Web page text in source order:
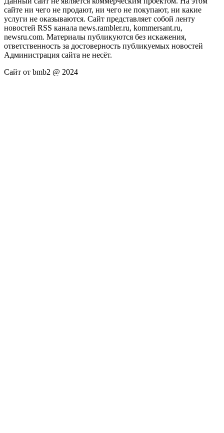
сайте ни чего не продают, ни чего не покупают, ни какие
услуги не оказываются. Сайт представляет собой ленту
новостей RSS канала news.rambler.ru, kommersant.ru,
newsru.com. Материалы публикуются без искажения,
ответственность за достоверность публикуемых новостей
Администрация сайта не несёт.
Сайт от bmb2 @ 2024